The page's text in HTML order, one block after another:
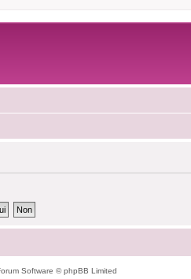
Software © phpBB Limited